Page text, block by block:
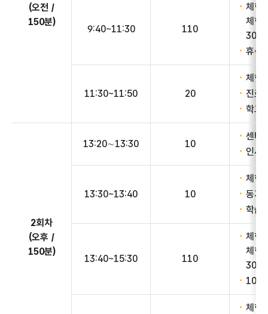
(오전 /
150분)
9:40~11:30 110
체험
체험
휴식
11:30~11:50 20
체험
진로
학교
2회차
(오후 /
150분)
13:20∼13:30 10
센터
인사
13:30~13:40 10
체험
동기
학습
13:40~15:30 110
체험
체험
10분
체험